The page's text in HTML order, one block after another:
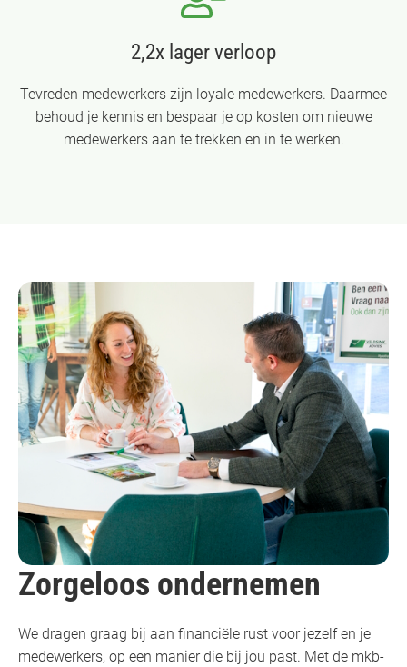
2,2x lager verloop
Tevreden medewerkers zijn loyale medewerkers. Daarmee
behoud je kennis en bespaar je op kosten om nieuwe
medewerkers aan te trekken en in te werken.
Zorgeloos ondernemen
We dragen graag bij aan financiële rust voor jezelf en je
medewerkers, op een manier die bij jou past. Met de mkb-